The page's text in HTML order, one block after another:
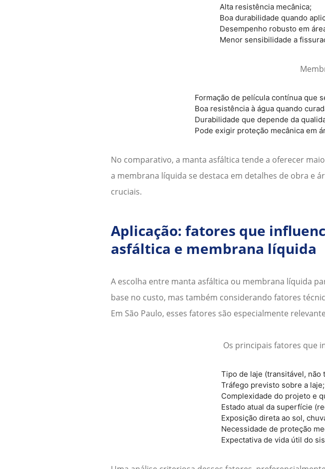
Alta resistência mecânica;
Boa durabilidade quando
Desempenho robusto em
Menor sensibilidade a
Formação de película contínua que
Boa resistência à água quando
Durabilidade que depende da
Pode exigir proteção mecânica em
No comparativo, a manta asfáltica tende a oferecer
a membrana líquida se destaca em detalhes de obra e
cruciais.
Aplicação: fatores que
asfáltica e membrana líquida
A escolha entre manta asfáltica ou membrana líquida
base no custo, mas também considerando fatores
Em São Paulo, esses fatores são especialmente
Os principais fatores que
Tipo de laje (transitável, não
Tráfego previsto sobre a laje;
Complexidade do projeto e
Estado atual da superfície
Exposição direta ao sol,
Necessidade de proteção
Expectativa de vida útil do